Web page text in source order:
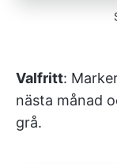
Valfritt:
nästa månad
grå.